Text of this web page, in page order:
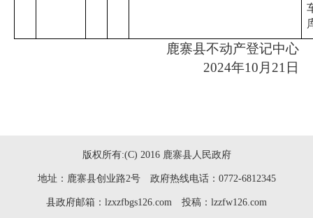
鹿寨县不动产登记中心
2024年10月21日
版权所有:(C) 2016 鹿寨县人民政府
地址：鹿寨县创业路2号 政府热线电话：0772-6812345
县政府邮箱：lzxzfbgs126.com 投稿：lzzfw126.com